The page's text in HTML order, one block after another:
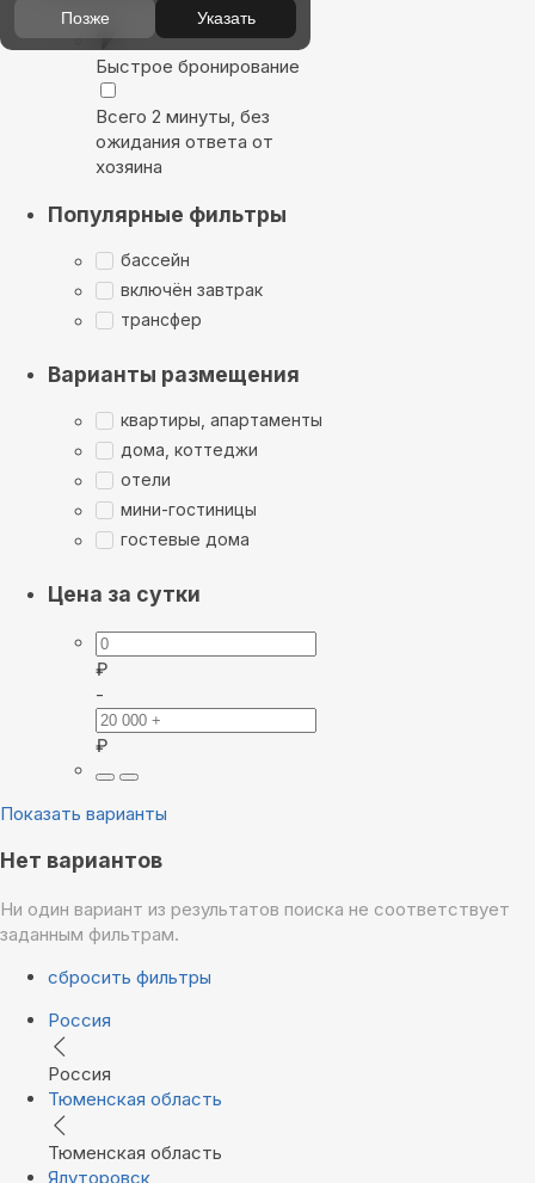
Быстрое бронирование
Всего 2 минуты, без
ожидания ответа от
хозяина
Популярные фильтры
бассейн
включён завтрак
трансфер
Варианты размещения
квартиры, апартаменты
дома, коттеджи
отели
мини-гостиницы
гостевые дома
Цена за сутки
₽
-
₽
Показать варианты
Нет вариантов
Ни один вариант из результатов поиска не соответствует
заданным фильтрам.
сбросить фильтры
Россия
Россия
Тюменская область
Тюменская область
Ялуторовск
Позже Указать